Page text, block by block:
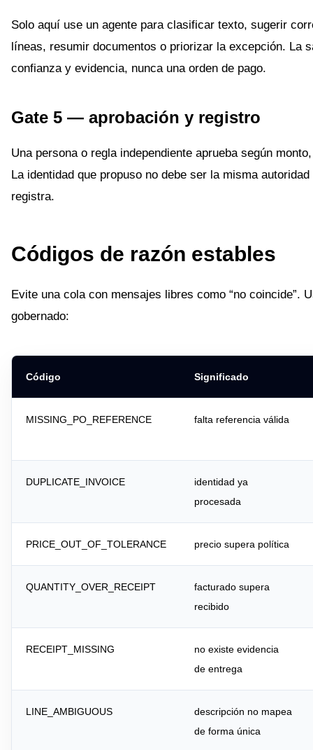
Solo aquí use un agente para clasificar texto, sugerir
líneas, resumir documentos o priorizar la excepción. La
confianza y evidencia, nunca una orden de pago.
Gate 5 — aprobación y registro
Una persona o regla independiente aprueba según
La identidad que propuso no debe ser la misma
registra.
Códigos de razón estables
Evite una cola con mensajes libres como “no coincide”.
gobernado:
Código Significado
MISSING_PO_REFERENCE falta referencia válida
DUPLICATE_INVOICE
identidad ya
procesada
PRICE_OUT_OF_TOLERANCE precio supera política
QUANTITY_OVER_RECEIPT
facturado supera
recibido
RECEIPT_MISSING
no existe evidencia
de entrega
LINE_AMBIGUOUS
descripción no mapea
de forma única